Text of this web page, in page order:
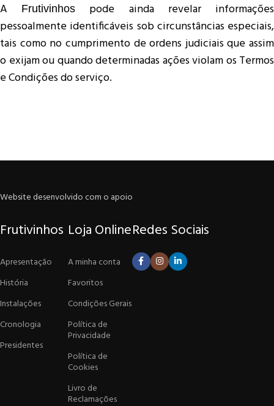
A
Frutivinhos
pode ainda revelar informações
pessoalmente identificáveis sob circunstâncias especiais,
tais como no cumprimento de ordens judiciais que assim
o exijam ou quando determinadas ações violam os Termos
e Condições do serviço.
Website desenvolvido com o apoio
Frutivinhos
Apresentação
História
Instalações
Cronologia
Presidentes
Loja Online
A minha conta
Favoritos
Condições Gerais
Política de
Privacidade
Política de
Cookies
Livro de
Reclamações
Redes Sociais